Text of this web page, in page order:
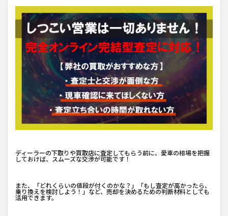
ディーラーの下取りや買取店に査定してもらう前に、愛車の相場を把握
しておけば、スムーズな交渉が可能です！
また、「どれくらいの値段が付くのかな？」「もし査定が高かったら、
乗り換えを検討しよう！」など、売却を決めるための判断材料としても
活用できます。